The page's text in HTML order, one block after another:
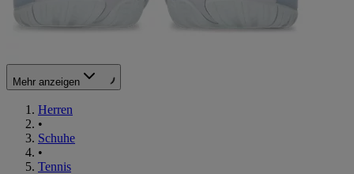
Mehr anzeigen
Herren
•
Schuhe
•
Tennis